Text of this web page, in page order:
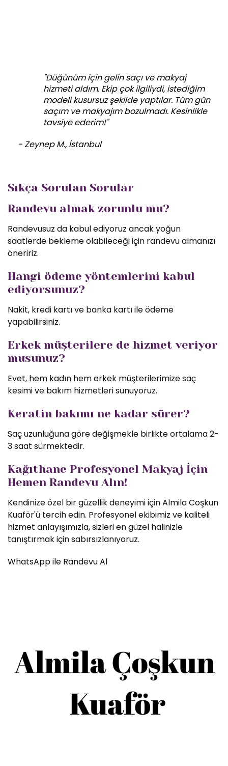
"Düğünüm için gelin saçı ve makyaj
hizmeti aldım. Ekip çok ilgiliydi, istediğim
modeli kusursuz şekilde yaptılar. Tüm gün
saçım ve makyajım bozulmadı. Kesinlikle
tavsiye ederim!"
- Zeynep M., İstanbul
Sıkça Sorulan Sorular
Randevu almak zorunlu mu?
Randevusuz da kabul ediyoruz ancak yoğun
saatlerde bekleme olabileceği için randevu almanızı
öneririz.
Hangi ödeme yöntemlerini kabul
ediyorsunuz?
Nakit, kredi kartı ve banka kartı ile ödeme
yapabilirsiniz.
Erkek müşterilere de hizmet veriyor
musunuz?
Evet, hem kadın hem erkek müşterilerimize saç
kesimi ve bakım hizmetleri sunuyoruz.
Keratin bakımı ne kadar sürer?
Saç uzunluğuna göre değişmekle birlikte ortalama 2-
3 saat sürmektedir.
Kağıthane Profesyonel Makyaj İçin
Hemen Randevu Alın!
Kendinize özel bir güzellik deneyimi için Almila Coşkun
Kuaför'ü tercih edin. Profesyonel ekibimiz ve kaliteli
hizmet anlayışımızla, sizleri en güzel halinizle
tanıştırmak için sabırsızlanıyoruz.
WhatsApp ile Randevu Al